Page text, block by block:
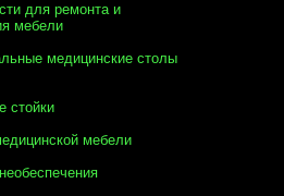
для ремонта и
мебели
медицинские столы
стойки
мебели